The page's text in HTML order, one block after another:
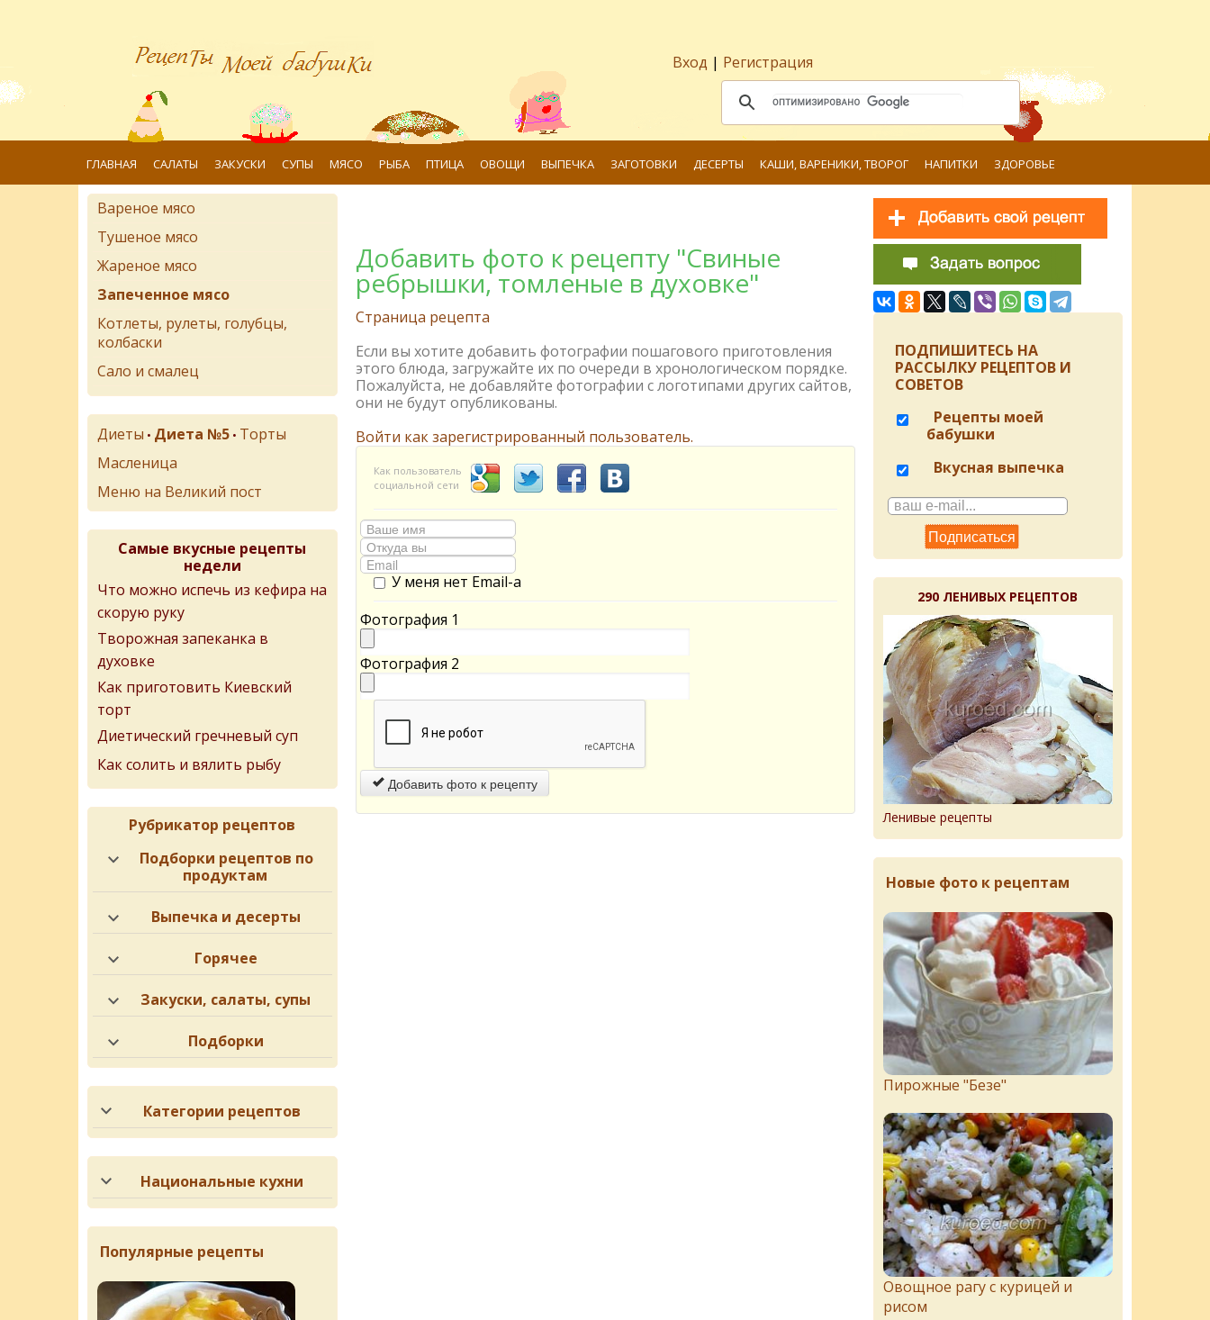
Вход | Регистрация
ГЛАВНАЯ САЛАТЫ ЗАКУСКИ СУПЫ МЯСО РЫБА ПТИЦА ОВОЩИ ВЫПЕЧКА ЗАГОТОВКИ ДЕСЕРТЫ КАШИ, ВАРЕНИКИ, ТВОРОГ НАПИТКИ ЗДОРОВЬЕ
Добавить фото к рецепту "Свиные
ребрышки, томленые в духовке"
Страница рецепта
Если вы хотите добавить фотографии пошагового приготовления
этого блюда, загружайте их по очереди в хронологическом порядке.
Пожалуйста, не добавляйте фотографии с логотипами других сайтов,
они не будут опубликованы.
Войти как зарегистрированный пользователь.
Как пользователь
социальной сети
У меня нет Email-а
Фотография 1
Фотография 2
Добавить фото к рецепту
Вареное мясо
Тушеное мясо
Жареное мясо
Запеченное мясо
Котлеты, рулеты, голубцы,
колбаски
Сало и смалец
Диеты • Диета №5 • Торты
Масленица
Меню на Великий пост
Самые вкусные рецепты
недели
Что можно испечь из кефира на
скорую руку
Творожная запеканка в
духовке
Как приготовить Киевский
торт
Диетический гречневый суп
Как солить и вялить рыбу
Рубрикатор рецептов
Подборки рецептов по
продуктам
Выпечка и десерты
Горячее
Закуски, салаты, супы
Подборки
Категории рецептов
Национальные кухни
Популярные рецепты
ПОДПИШИТЕСЬ НА
РАССЫЛКУ РЕЦЕПТОВ И
СОВЕТОВ
Рецепты моей
бабушки
Вкусная выпечка
290 ЛЕНИВЫХ РЕЦЕПТОВ
Ленивые рецепты
Новые фото к рецептам
Пирожныe "Бeзe"
Овощное рагу с курицей и
рисом